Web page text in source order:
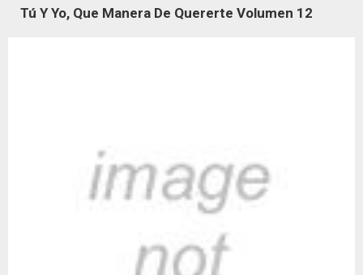
Tú Y Yo, Que Manera De Quererte Volumen 12